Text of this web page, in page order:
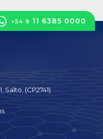
+54 9 11 6385 0000
(CP2741)